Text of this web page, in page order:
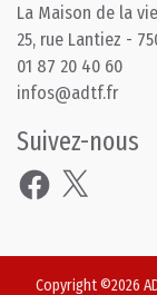
La Maison de la
25, rue Lantiez -
01 87 20 40 60
infos@adtf.fr
Suivez-nous
Facebook
X
Copyright ©2026